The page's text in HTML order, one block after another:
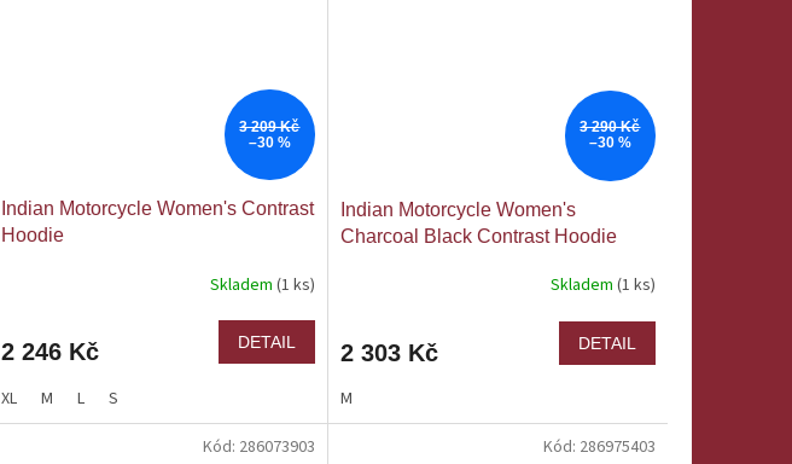
3 209 Kč
–30 %
Indian Motorcycle Women's Contrast
Hoodie
Skladem (1 ks)
2 246 Kč DETAIL
XL M L S
3 290 Kč
–30 %
Indian Motorcycle Women's
Charcoal Black Contrast Hoodie
Skladem (1 ks)
2 303 Kč DETAIL
M
Kód: 286073903 Kód: 286975403